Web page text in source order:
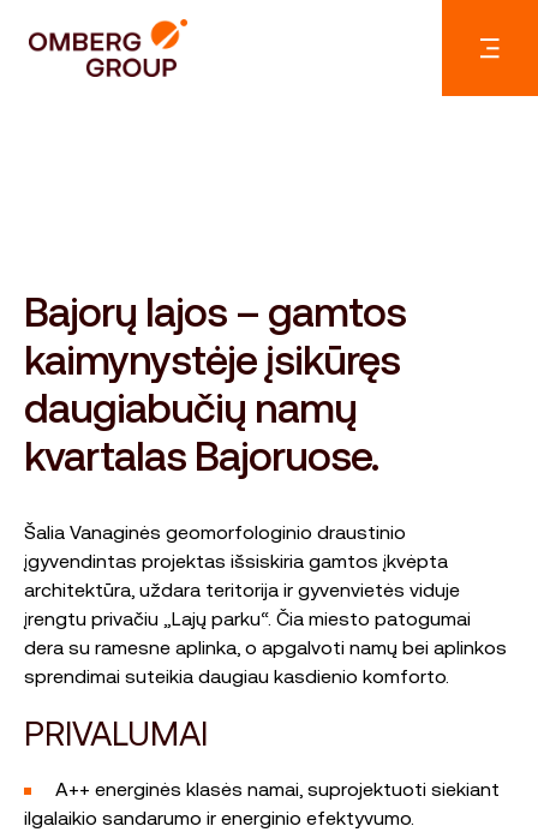
Bajorų lajos – gamtos
kaimynystėje įsikūręs
daugiabučių namų
kvartalas Bajoruose.
Šalia Vanaginės geomorfologinio draustinio
įgyvendintas projektas išsiskiria gamtos įkvėpta
architektūra, uždara teritorija ir gyvenvietės viduje
įrengtu privačiu „Lajų parku“. Čia miesto patogumai
dera su ramesne aplinka, o apgalvoti namų bei aplinkos
sprendimai suteikia daugiau kasdienio komforto.
PRIVALUMAI
A++ energinės klasės namai, suprojektuoti siekiant
ilgalaikio sandarumo ir energinio efektyvumo.